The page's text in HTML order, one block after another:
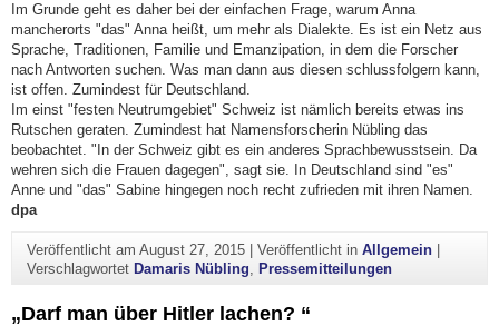
Im Grunde geht es daher bei der einfachen Frage, warum Anna
mancherorts "das" Anna heißt, um mehr als Dialekte. Es ist ein Netz aus
Sprache, Traditionen, Familie und Emanzipation, in dem die Forscher
nach Antworten suchen. Was man dann aus diesen schlussfolgern kann,
ist offen. Zumindest für Deutschland.
Im einst "festen Neutrumgebiet" Schweiz ist nämlich bereits etwas ins
Rutschen geraten. Zumindest hat Namensforscherin Nübling das
beobachtet. "In der Schweiz gibt es ein anderes Sprachbewusstsein. Da
wehren sich die Frauen dagegen", sagt sie. In Deutschland sind "es"
Anne und "das" Sabine hingegen noch recht zufrieden mit ihren Namen.
dpa
Veröffentlicht am August 27, 2015| Veröffentlicht in Allgemein|
Verschlagwortet Damaris Nübling Pressemitteilungen
„Darf man über Hitler lachen? “